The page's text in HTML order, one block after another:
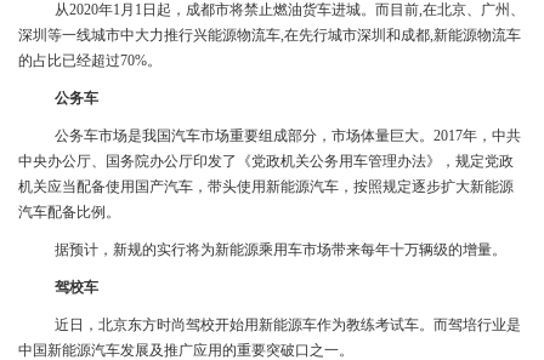
从2020年1月1日起，成都市将禁止燃油货车进城。而目前,在北京、广州、
深圳等一线城市中大力推行兴能源物流车,在先行城市深圳和成都,新能源物流车
的占比已经超过70%。
公务车
公务车市场是我国汽车市场重要组成部分，市场体量巨大。2017年，中共
中央办公厅、国务院办公厅印发了《党政机关公务用车管理办法》，规定党政
机关应当配备使用国产汽车，带头使用新能源汽车，按照规定逐步扩大新能源
汽车配备比例。
据预计，新规的实行将为新能源乘用车市场带来每年十万辆级的增量。
驾校车
近日，北京东方时尚驾校开始用新能源车作为教练考试车。而驾培行业是
中国新能源汽车发展及推广应用的重要突破口之一。